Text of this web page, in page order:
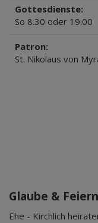
Gottesdienste:
So 8.30 oder 19.00
Patron:
St. Nikolaus von
Glaube & Feiern
Ehe - Kirchlich